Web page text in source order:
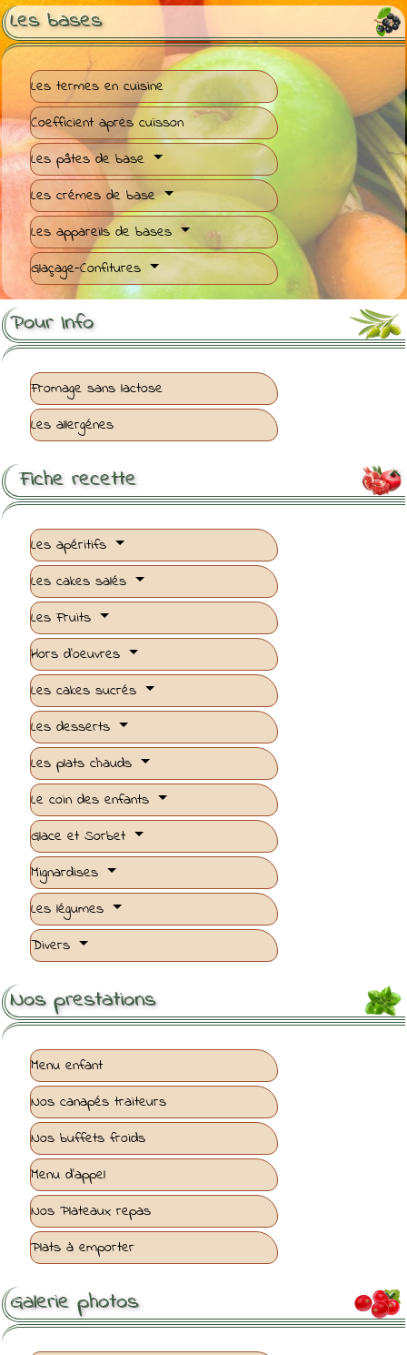
Les bases
Les termes en cuisine
Coefficient après cuisson
Les pâtes de base
Les crémes de base
Les appareils de bases
Glaçage-Confitures
Pour Info
Fromage sans lactose
Les allergénes

Fiche recette
Les apéritifs
Les cakes salés
Les Fruits
Hors d'oeuvres
Les cakes sucrés
Les desserts
Les plats chauds
Le coin des enfants
Glace et Sorbet
Mignardises
Les légumes
Divers
Nos prestations
Menu enfant
Nos canapés traiteurs
Nos buffets froids
Menu d'appel
Nos Plateaux repas
Plats à emporter

Galerie photos